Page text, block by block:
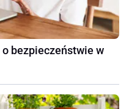
bezpieczeństwie w